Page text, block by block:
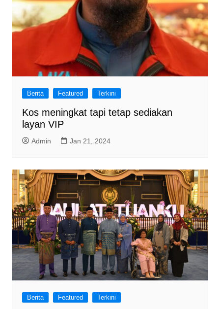
Berita Featured Terkini
Kos meningkat tapi tetap sediakan
layan VIP
Admin Jan 21, 2024
Berita Featured Terkini